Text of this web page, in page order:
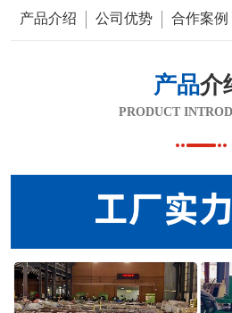
产品介绍 公司优势 合作案例
产品介
PRODUCT